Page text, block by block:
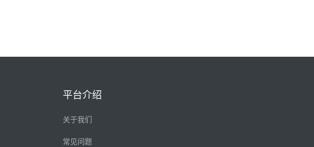
平台介绍
关于我们
常见问题